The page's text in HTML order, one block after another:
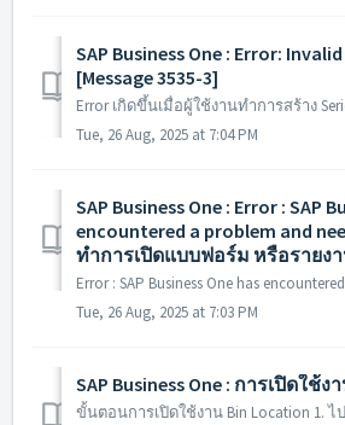
SAP Business One : Error:
[Message 3535-3]
Tue, 26 Aug, 2025 at 7:04 PM
SAP Business One : Error : SAP
encountered a problem and
ทำการเปิดแบบฟอร์ม หรือรายง
Tue, 26 Aug, 2025 at 7:03 PM
SAP Business One : การเปิดใช้